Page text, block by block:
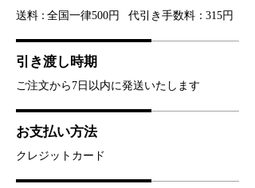
送料：全国一律500円 代引き手数料 ：315円
引き渡し時期
ご注文から7日以内に発送いたします
お支払い方法
クレジットカード